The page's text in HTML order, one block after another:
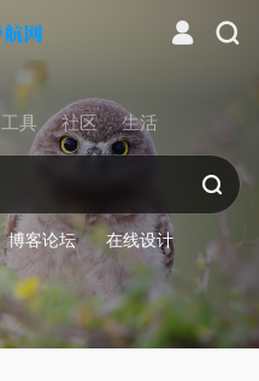
工具 社区 生活
博客论坛 在线设计